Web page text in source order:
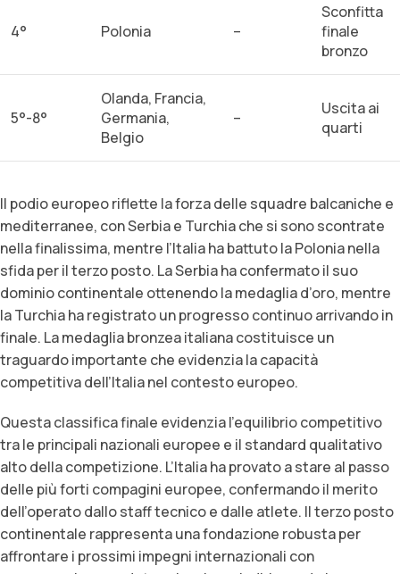
4° Polonia –
Sconfitta
finale
bronzo
5°-8°
Olanda, Francia,
Germania,
Belgio
–
Uscita ai
quarti
Il podio europeo riflette la forza delle squadre balcaniche e
mediterranee, con Serbia e Turchia che si sono scontrate
nella finalissima, mentre l’Italia ha battuto la Polonia nella
sfida per il terzo posto. La Serbia ha confermato il suo
dominio continentale ottenendo la medaglia d’oro, mentre
la Turchia ha registrato un progresso continuo arrivando in
finale. La medaglia bronzea italiana costituisce un
traguardo importante che evidenzia la capacità
competitiva dell’Italia nel contesto europeo.
Questa classifica finale evidenzia l’equilibrio competitivo
tra le principali nazionali europee e il standard qualitativo
alto della competizione. L’Italia ha provato a stare al passo
delle più forti compagini europee, confermando il merito
dell’operato dallo staff tecnico e dalle atlete. Il terzo posto
continentale rappresenta una fondazione robusta per
affrontare i prossimi impegni internazionali con